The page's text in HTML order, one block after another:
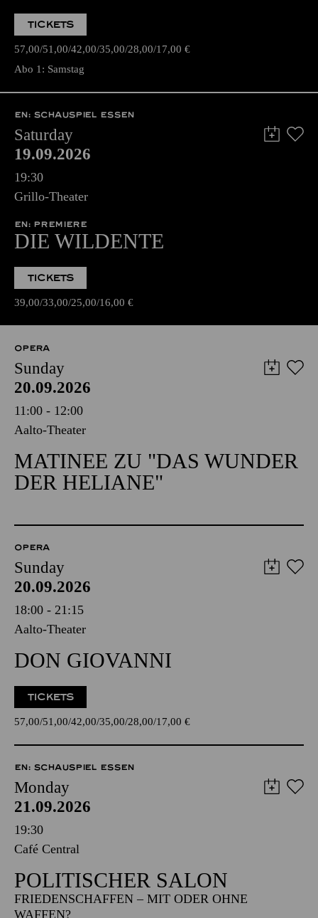
TICKETS
57,00 51,00 42,00 35,00 28,00 17,00 €
Abo 1: Samstag
EN: SCHAUSPIEL ESSEN
Saturday
19.09.2026
19:30
Grillo-Theater
EN: PREMIERE
DIE WILDENTE
TICKETS
39,00 33,00 25,00 16,00 €
OPERA
Sunday
20.09.2026
11:00 - 12:00
Aalto-Theater
MATINEE ZU "DAS WUNDER
DER HELIANE"
OPERA
Sunday
20.09.2026
18:00 - 21:15
Aalto-Theater
DON GIOVANNI
TICKETS
57,00 51,00 42,00 35,00 28,00 17,00 €
EN: SCHAUSPIEL ESSEN
Monday
21.09.2026
19:30
Café Central
POLITISCHER SALON
FRIEDENSCHAFFEN – MIT ODER OHNE
WAFFEN?